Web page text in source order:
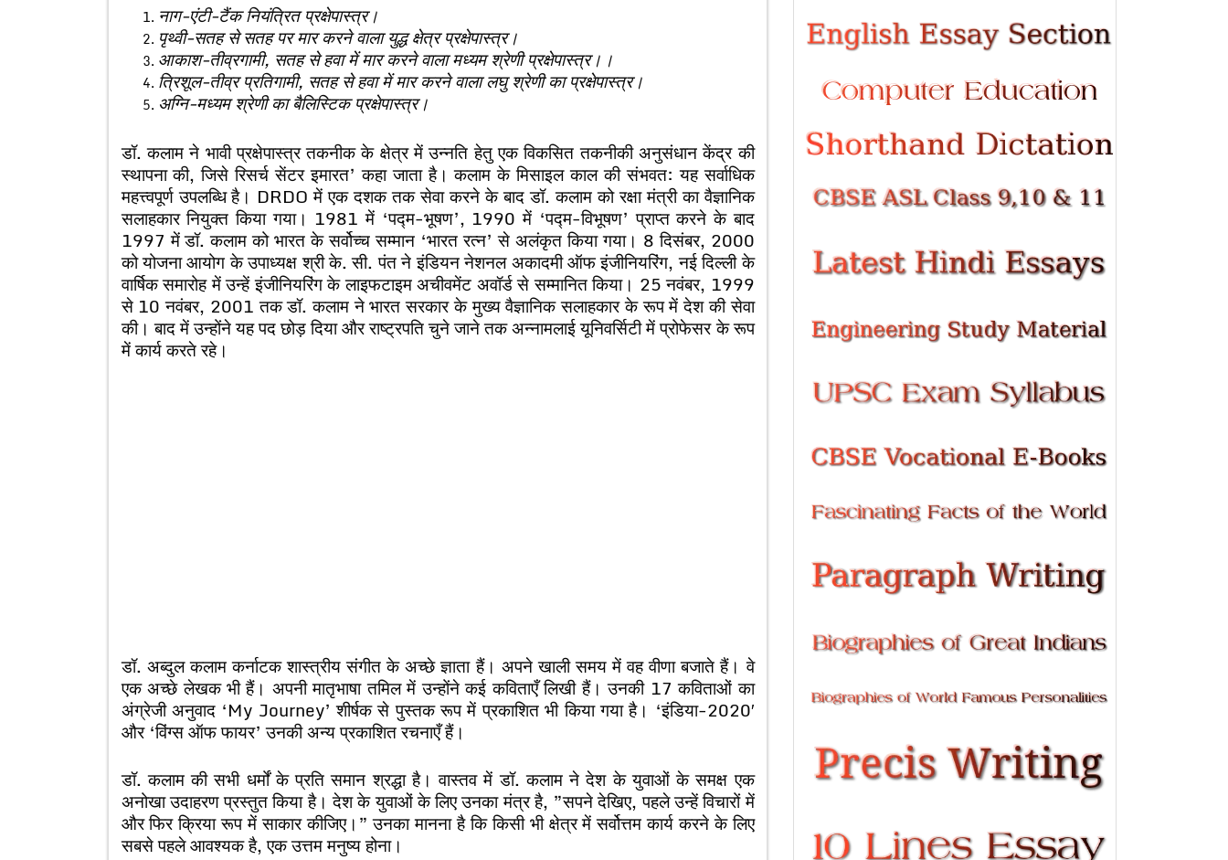
नाग-एंटी-टैंक नियंत्रित प्रक्षेपास्त्र।
पृथ्वी-सतह से सतह पर मार करने वाला युद्ध क्षेत्र प्रक्षेपास्त्र।
आकाश-तीव्रगामी, सतह से हवा में मार करने वाला मध्यम श्रेणी प्रक्षेपास्त्र।।
त्रिशूल-तीव्र प्रतिगामी, सतह से हवा में मार करने वाला लघु श्रेणी का प्रक्षेपास्त्र।
अग्नि-मध्यम श्रेणी का बैलिस्टिक प्रक्षेपास्त्र।
डॉ. कलाम ने भावी प्रक्षेपास्त्र तकनीक के क्षेत्र में उन्नति हेतु एक विकसित तकनीकी अनुसंधान केंद्र की
स्थापना की, जिसे रिसर्च सेंटर इमारत’ कहा जाता है। कलाम के मिसाइल काल की संभवत: यह सर्वाधिक
महत्त्वपूर्ण उपलब्धि है। DRDO में एक दशक तक सेवा करने के बाद डॉ. कलाम को रक्षा मंत्री का वैज्ञानिक
सलाहकार नियुक्त किया गया। 1981 में ‘पद्म-भूषण’, 1990 में ‘पद्म-विभूषण’ प्राप्त करने के बाद
1997 में डॉ. कलाम को भारत के सर्वोच्च सम्मान ‘भारत रत्न’ से अलंकृत किया गया। 8 दिसंबर, 2000
को योजना आयोग के उपाध्यक्ष श्री के. सी. पंत ने इंडियन नेशनल अकादमी ऑफ इंजीनियरिंग, नई दिल्ली के
वार्षिक समारोह में उन्हें इंजीनियरिंग के लाइफटाइम अचीवमेंट अवॉर्ड से सम्मानित किया। 25 नवंबर, 1999
से 10 नवंबर, 2001 तक डॉ. कलाम ने भारत सरकार के मुख्य वैज्ञानिक सलाहकार के रूप में देश की सेवा
की। बाद में उन्होंने यह पद छोड़ दिया और राष्ट्रपति चुने जाने तक अन्नामलाई यूनिवर्सिटी में प्रोफेसर के रूप
में कार्य करते रहे।
डॉ. अब्दुल कलाम कर्नाटक शास्त्रीय संगीत के अच्छे ज्ञाता हैं। अपने खाली समय में वह वीणा बजाते हैं। वे
एक अच्छे लेखक भी हैं। अपनी मातृभाषा तमिल में उन्होंने कई कविताएँ लिखी हैं। उनकी 17 कविताओं का
अंग्रेजी अनुवाद ‘My Journey’ शीर्षक से पुस्तक रूप में प्रकाशित भी किया गया है। ‘इंडिया-2020′
और ‘विंग्स ऑफ फायर’ उनकी अन्य प्रकाशित रचनाएँ हैं।
डॉ. कलाम की सभी धर्मों के प्रति समान श्रद्धा है। वास्तव में डॉ. कलाम ने देश के युवाओं के समक्ष एक
अनोखा उदाहरण प्रस्तुत किया है। देश के युवाओं के लिए उनका मंत्र है, ”सपने देखिए, पहले उन्हें विचारों में
और फिर क्रिया रूप में साकार कीजिए।” उनका मानना है कि किसी भी क्षेत्र में सर्वोत्तम कार्य करने के लिए
सबसे पहले आवश्यक है, एक उत्तम मनुष्य होना।